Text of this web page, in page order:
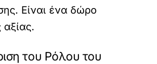
Είναι ένα δώρο
αξίας.
του Ρόλου του